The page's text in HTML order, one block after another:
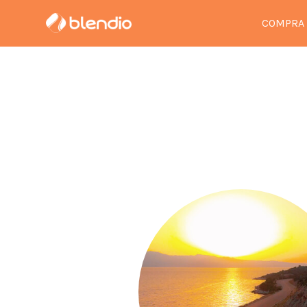
COMPRA